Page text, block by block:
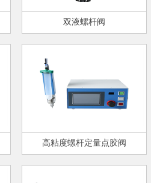
双液螺杆阀
高粘度螺杆定量点胶阀